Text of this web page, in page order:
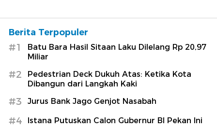
Berita Terpopuler
#1
Batu Bara Hasil Sitaan Laku Dilelang Rp 20,97
Miliar
#2
Pedestrian Deck Dukuh Atas: Ketika Kota
Dibangun dari Langkah Kaki
#3 Jurus Bank Jago Genjot Nasabah
#4 Istana Putuskan Calon Gubernur BI Pekan Ini